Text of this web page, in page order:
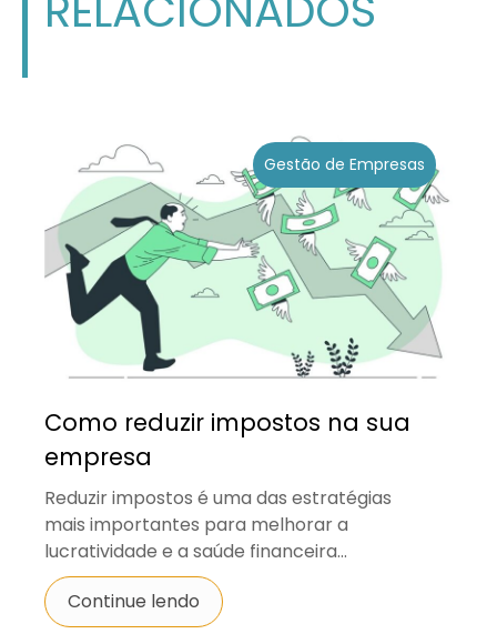
Gestão de Empresas
Como reduzir impostos na sua
empresa
Reduzir impostos é uma das estratégias
mais importantes para melhorar a
lucratividade e a saúde financeira...
Continue lendo